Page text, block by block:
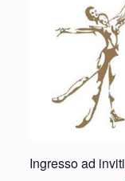
Ingresso ad inviti